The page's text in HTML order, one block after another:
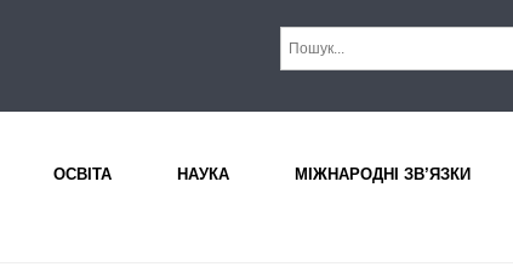
ОСВІТА НАУКА МІЖНАРОДНІ ЗВ’ЯЗКИ